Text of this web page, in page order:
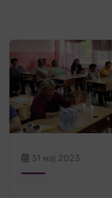
31 мај 2023